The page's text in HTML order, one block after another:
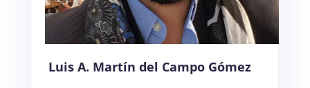
Luis A. Martín del Campo Gómez